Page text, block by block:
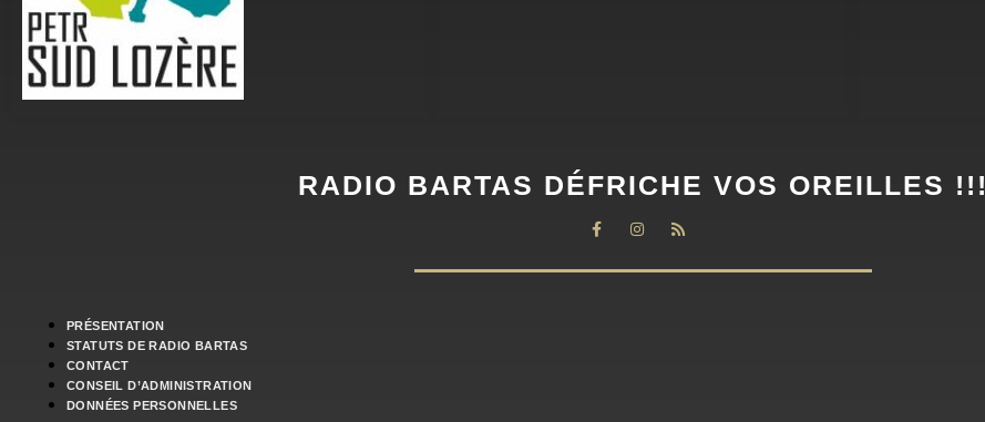
RADIO BARTAS DÉFRICHE VOS OREILLES !!!
PRÉSENTATION
STATUTS DE RADIO BARTAS
CONTACT
CONSEIL D’ADMINISTRATION
DONNÉES PERSONNELLES